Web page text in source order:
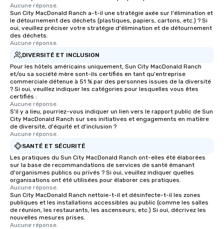
Aucune réponse.
Sun City MacDonald Ranch a-t-il une stratégie axée sur l'élimination et
le détournement des déchets (plastiques, papiers, cartons, etc.) ? Si
oui, veuillez préciser votre stratégie d'élimination et de détournement
des déchets.
Aucune réponse.
DIVERSITÉ ET INCLUSION
Pour les hôtels américains uniquement, Sun City MacDonald Ranch
et/ou sa société mère sont-ils certifiés en tant qu'entreprise
commerciale détenue à 51 % par des personnes issues de la diversité
? Si oui, veuillez indiquer les catégories pour lesquelles vous êtes
certifiés :
Aucune réponse.
S'il y a lieu, pourriez-vous indiquer un lien vers le rapport public de Sun
City MacDonald Ranch sur ses initiatives et engagements en matière
de diversité, d'équité et d'inclusion ?
Aucune réponse.
SANTÉ ET SÉCURITÉ
Les pratiques du Sun City MacDonald Ranch ont-elles été élaborées
sur la base de recommandations de services de santé émanant
d'organismes publics ou privés ? Si oui, veuillez indiquer quelles
organisations ont été utilisées pour élaborer ces pratiques.
Aucune réponse.
Sun City MacDonald Ranch nettoie-t-il et désinfecte-t-il les zones
publiques et les installations accessibles au public (comme les salles
de réunion, les restaurants, les ascenseurs, etc.) Si oui, décrivez les
nouvelles mesures prises.
Aucune réponse.